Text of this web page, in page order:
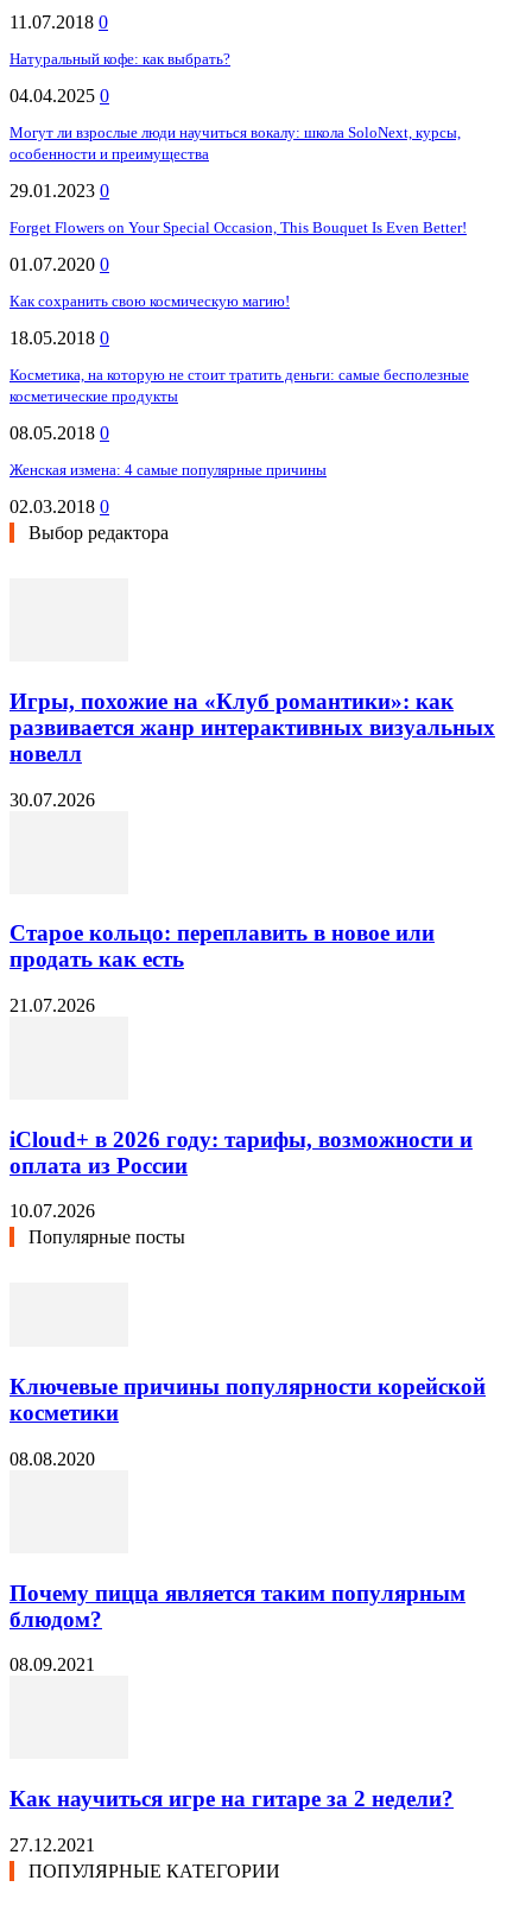
11.07.2018 0
Натуральный кофе: как выбрать?
04.04.2025 0
Могут ли взрослые люди научиться вокалу: школа SoloNext, курсы,
особенности и преимущества
29.01.2023 0
Forget Flowers on Your Special Occasion, This Bouquet Is Even Better!
01.07.2020 0
Как сохранить свою космическую магию!
18.05.2018 0
Косметика, на которую не стоит тратить деньги: самые бесполезные
косметические продукты
08.05.2018 0
Женская измена: 4 самые популярные причины
02.03.2018 0
Выбор редактора
Игры, похожие на «Клуб романтики»: как
развивается жанр интерактивных визуальных
новелл
30.07.2026
Старое кольцо: переплавить в новое или
продать как есть
21.07.2026
iCloud+ в 2026 году: тарифы, возможности и
оплата из России
10.07.2026
Популярные посты
Ключевые причины популярности корейской
косметики
08.08.2020
Почему пицца является таким популярным
блюдом?
08.09.2021
Как научиться игре на гитаре за 2 недели?
27.12.2021
ПОПУЛЯРНЫЕ КАТЕГОРИИ